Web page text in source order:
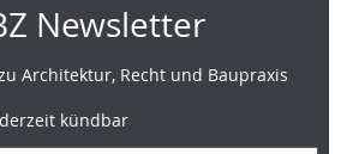
Newsletter
Architektur, Recht und Baupraxis
kündbar